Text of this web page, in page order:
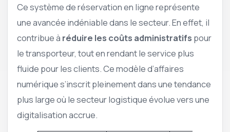
Ce système de réservation en ligne représente
une avancée indéniable dans le secteur. En effet, il
contribue à réduire les coûts administratifs pour
le transporteur, tout en rendant le service plus
fluide pour les clients. Ce modèle d’affaires
numérique s’inscrit pleinement dans une tendance
plus large où le secteur logistique évolue vers une
digitalisation accrue.